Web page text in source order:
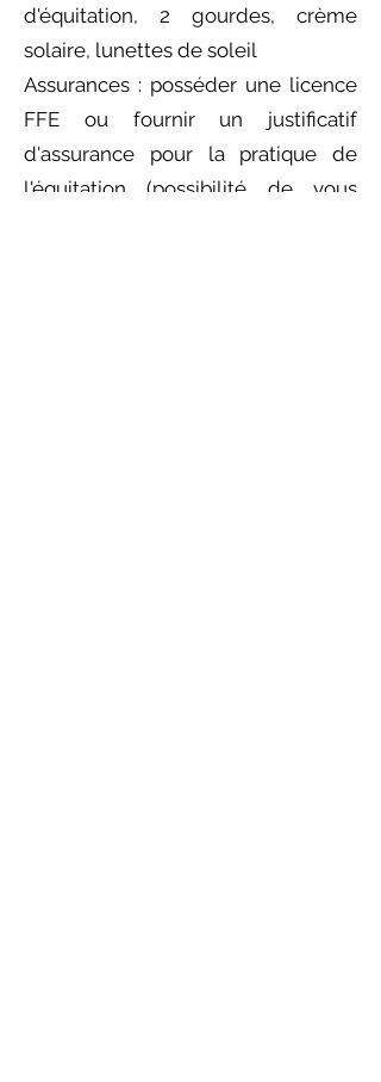
d'équitation, 2 gourdes, crème
solaire, lunettes de soleil
Assurances : posséder une licence
FFE ou fournir un justificatif
d'assurance pour la pratique de
l'équitation (possibilité de vous